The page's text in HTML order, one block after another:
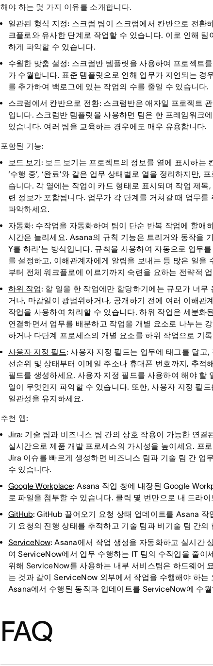
해야 하는 몇 가지 이유를 소개합니다.
일관된 형식 지정: 스크럼 팀이 스크럼에서 칸반으로 전환
크플로와 유사한 단계로 작업할 수 있습니다. 이로 인해
하게 파악할 수 있습니다.
수월한 맞춤 설정: 스크럼반 템플릿을 사용하여 프로젝트
가 수월합니다. 표준 템플릿으로 인해 업무가 지연되는 경
를 추가하여 백로그에 있는 작업의 수를 줄일 수 있습니다.
스크럼에서 칸반으로 전환: 스크럼반은 애자일 프로젝트
입니다. 스크럼반 템플릿을 사용하면 팀은 한 프레임워크
있습니다. 여러 팀을 교육하는 경우에도 매우 유용합니다.
포함된 기능:
보드 보기: 보드 보기는 프로젝트의 정보를 열에 표시하는
‘수행 중’, ‘완료’와 같은 업무 상태별로 열을 정리하지만,
습니다. 각 열에는 작업이 카드 형태로 표시되며 작업 제
련 정보가 포함됩니다. 업무가 각 단계를 거쳐갈 때 업무
파악하세요.
자동화: 수작업을 자동화하여 팀이 단순 반복 작업에 할애
시간은 늘리세요. Asana의 규칙 기능은 트리거와 동작을
Y를 하라’는 방식입니다. 규칙을 사용하여 자동으로 업무
를 설정하고, 이해관계자에게 알림을 보내는 등 많은 일을
부터 전체 워크플로에 이르기까지 숙련을 요하는 전략적
하위 작업: 할 일을 한 작업에만 할당하기에는 규모가 너
거나, 마감일이 광범위하거나, 공개하기 전에 여러 이해관
작업을 사용하여 처리할 수 있습니다. 하위 작업은 세분화
연결하면서 업무를 배분하고 작업을 개별 요소로 나누는
하거나 다단계 프로세스의 개별 요소를 하위 작업으로 기
사용자 지정 필드: 사용자 지정 필드는 업무에 태그를 달고
선순위 및 상태부터 이메일 주소나 휴대폰 번호까지, 추적
필드를 생성하세요. 사용자 지정 필드를 사용하여 해야 할
일이 무엇인지 파악할 수 있습니다. 또한, 사용자 지정 필
일관성을 유지하세요.
추천 앱:
Jira: 기술 팀과 비즈니스 팀 간의 상호 작용이 가능한 연
실시간으로 제품 개발 프로세스의 가시성을 높이세요. 프
Jira 이슈를 빠르게 생성하면 비즈니스 팀과 기술 팀 간 업
수 있습니다.
Google Workplace: Asana 작업 창에 내장된 Google
로 파일을 첨부할 수 있습니다. 클릭 몇 번만으로 내 드라
GitHub: GitHub 끌어오기 요청 상태 업데이트를 Asana
기 요청의 진행 상태를 추적하고 기술 팀과 비기술 팀 간의
ServiceNow: Asana에서 작업 생성을 자동화하고 실시간
여 ServiceNow에서 업무 수행하는 IT 팀의 수작업을 줄이
위해 ServiceNow를 사용하는 내부 서비스팀은 하드웨어
는 것과 같이 ServiceNow 외부에서 작업을 수행해야 하
Asana에서 수행된 동작과 업데이트를 ServiceNow에 수
FAQ